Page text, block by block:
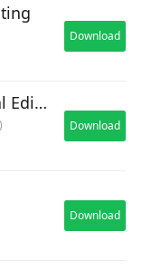
Download
Shadow Fight 2 Special Edition
Download
Download